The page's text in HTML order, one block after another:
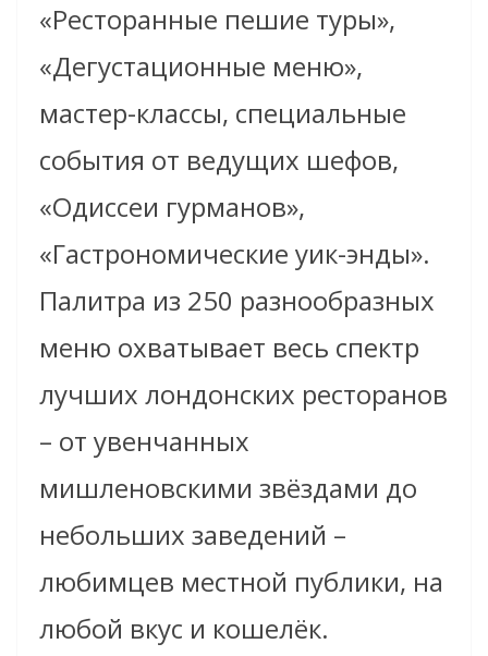
«Ресторанные пешие туры»,
«Дегустационные меню»,
мастер-классы, специальные
события от ведущих шефов,
«Одиссеи гурманов»,
«Гастрономические уик-энды».
Палитра из 250 разнообразных
меню охватывает весь спектр
лучших лондонских ресторанов
– от увенчанных
мишленовскими звёздами до
небольших заведений –
любимцев местной публики, на
любой вкус и кошелёк.